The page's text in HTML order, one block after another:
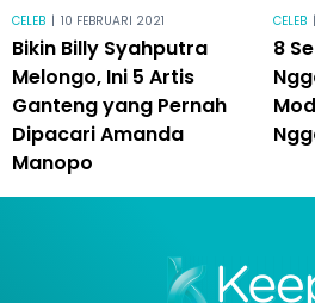
CELEB | 10 FEBRUARI 2021
Bikin Billy Syahputra
Melongo, Ini 5 Artis
Ganteng yang Pernah
Dipacari Amanda
Manopo
CELEB |
8